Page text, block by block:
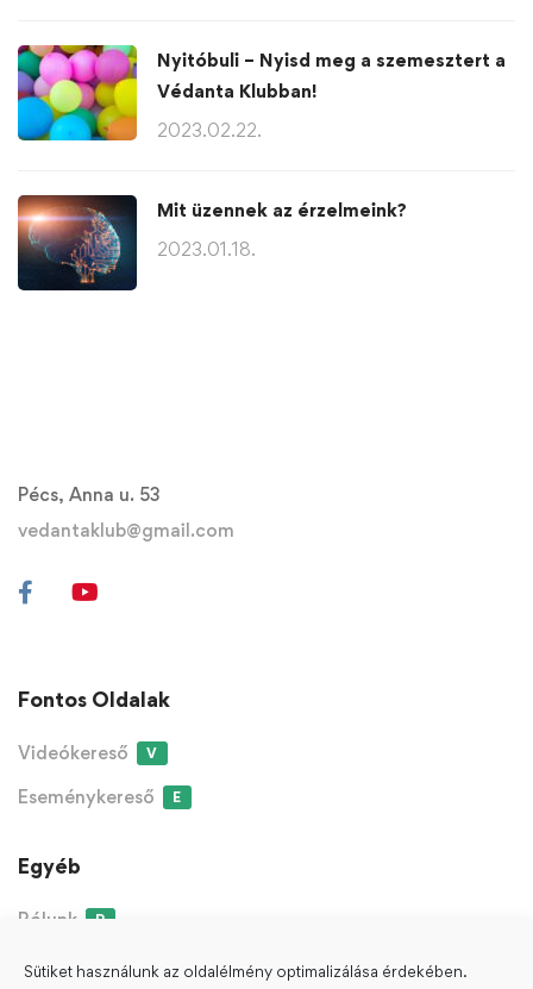
Sütiket használunk az oldalélmény optimalizálása érdekében.
Nyitóbuli – Nyisd meg a szemesztert a
Védanta Klubban!
2023.02.22.
Mit üzennek az érzelmeink?
2023.01.18.
Pécs, Anna u. 53
vedantaklub@gmail.com
Fontos Oldalak
Videókereső V
Eseménykereső E
Egyéb
Rólunk R